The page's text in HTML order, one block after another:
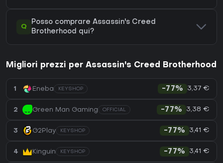
Q
Posso comprare Assassin's Creed
Brotherhood qui?
Migliori prezzi per Assassin's Creed Brotherhood
1 Eneba KEYSHOP -77% 3,37 €
2 Green Man Gaming OFFICIAL -77% 3,38 €
3 G2Play KEYSHOP -77% 3,41 €
4 Kinguin KEYSHOP -77% 3,41 €